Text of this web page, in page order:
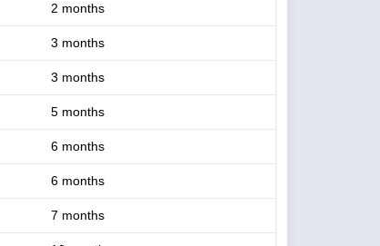
2 months
3 months
3 months
5 months
6 months
6 months
7 months